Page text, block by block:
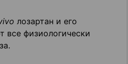
лозартан и его
все физиологически